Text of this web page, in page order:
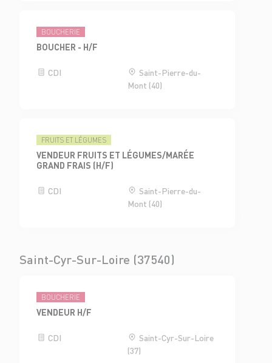
BOUCHERIE
BOUCHER - H/F
CDI
Saint-Pierre-du-
Mont (40)
FRUITS ET LÉGUMES
VENDEUR FRUITS ET LÉGUMES/MARÉE
GRAND FRAIS (H/F)
CDI
Saint-Pierre-du-
Mont (40)
Saint-Cyr-Sur-Loire (37540)
BOUCHERIE
VENDEUR H/F
CDI
Saint-Cyr-Sur-Loire
(37)